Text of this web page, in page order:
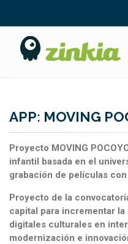
APP: MOVING
Proyecto MOVING
infantil basada en el
grabación de películas
Proyecto de la
capital para incrementar
digitales culturales en
modernización e